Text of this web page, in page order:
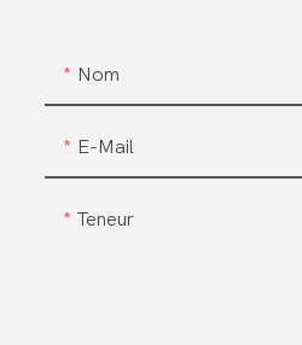
Nom
E-Mail
Teneur